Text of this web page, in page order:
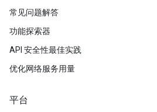
常见问题解答
功能探索器
API 安全性最佳实践
优化网络服务用量
平台